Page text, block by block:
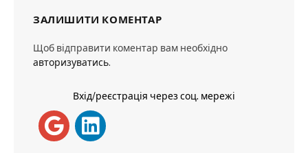
ЗАЛИШИТИ КОМЕНТАР
Щоб відправити коментар вам необхідно
авторизуватись.
Вхід/реєстрація через соц. мережі